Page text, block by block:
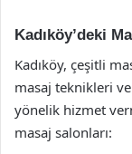
Kadıköy’deki
Kadıköy, çeşitli
masaj teknikleri
yönelik hizmet
masaj salonları: